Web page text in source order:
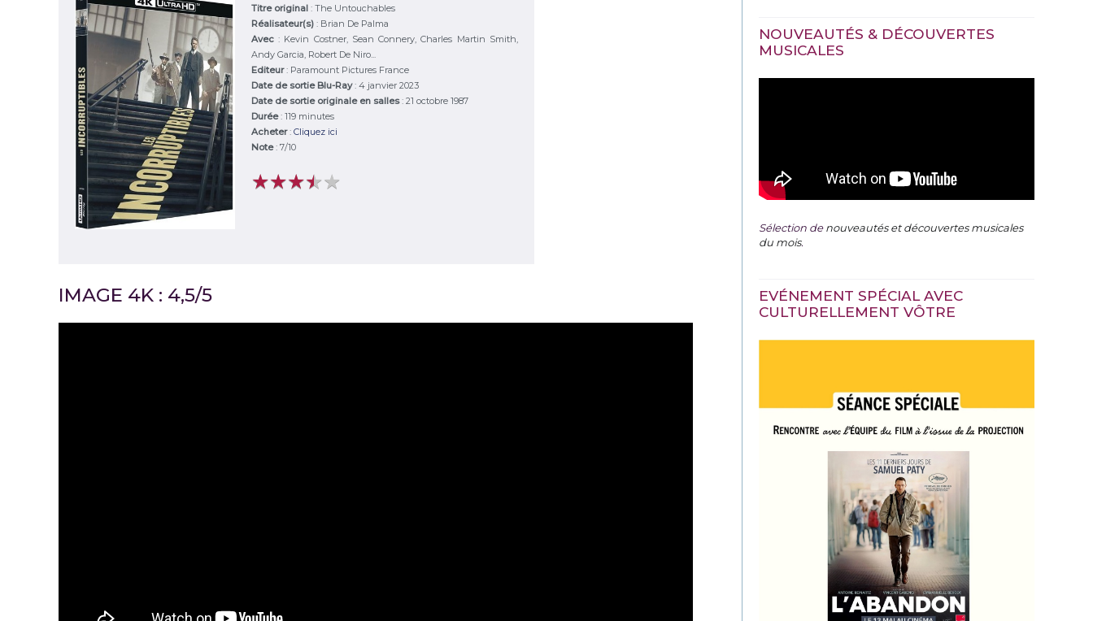
Titre original : The Untouchables
Réalisateur(s) : Brian De Palma
Avec: Kevin Costner, Sean Connery, Charles Martin Smith,
Andy Garcia, Robert De Niro...
Editeur: Paramount Pictures France
Date de sortie Blu-Ray: 4 janvier 2023
Date de sortie originale en salles: 21 octobre 1987
Durée: 119 minutes
Acheter: Cliquez ici
Note: 7/10
★★★★★
★★★★★
IMAGE 4K : 4,5/5
NOUVEAUTÉS & DÉCOUVERTES
MUSICALES
Sélection denouveautés et découvertes musicales
du mois.
EVÉNEMENT SPÉCIAL AVEC
CULTURELLEMENT VÔTRE